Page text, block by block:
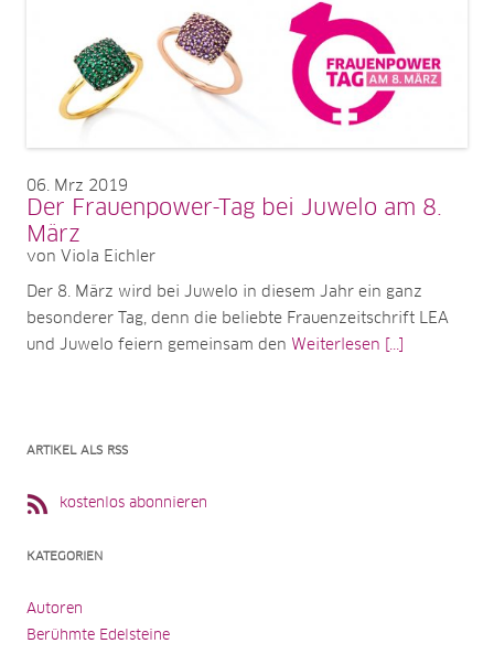
06 Mrz 2019
Der Frauenpower-Tag bei Juwelo am 8.
März
von Viola Eichler
Der 8. März wird bei Juwelo in diesem Jahr ein ganz
besonderer Tag, denn die beliebte Frauenzeitschrift LEA
und Juwelo feiern gemeinsam den Weiterlesen [...]
ARTIKEL ALS RSS
kostenlos abonnieren
KATEGORIEN
Autoren
Berühmte Edelsteine